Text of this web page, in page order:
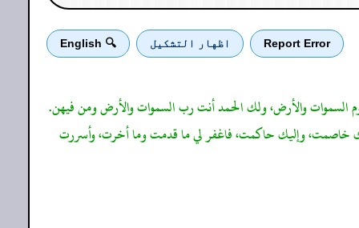
Report Error اظهار التشكيل 🔍 English
السموات والأرض، ولك الحمد أنت رب السموات والأرض ومن فيهن.
خاصمت، وإليك حاكمت، فاغفر لي ما قدمت وما أخرت، وأسررت